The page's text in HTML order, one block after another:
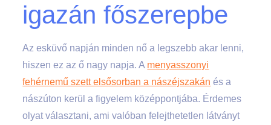
igazán főszerepbe
Az esküvő napján minden nő a legszebb akar lenni,
hiszen ez az ő nagy napja. A menyasszonyi
fehérnemű szett elsősorban a nászéjszakán és a
nászúton kerül a figyelem középpontjába. Érdemes
olyat választani, ami valóban felejthetetlen látványt